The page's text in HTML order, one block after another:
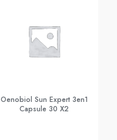
Oenobiol Sun Expert 3en1
Capsule 30 X2